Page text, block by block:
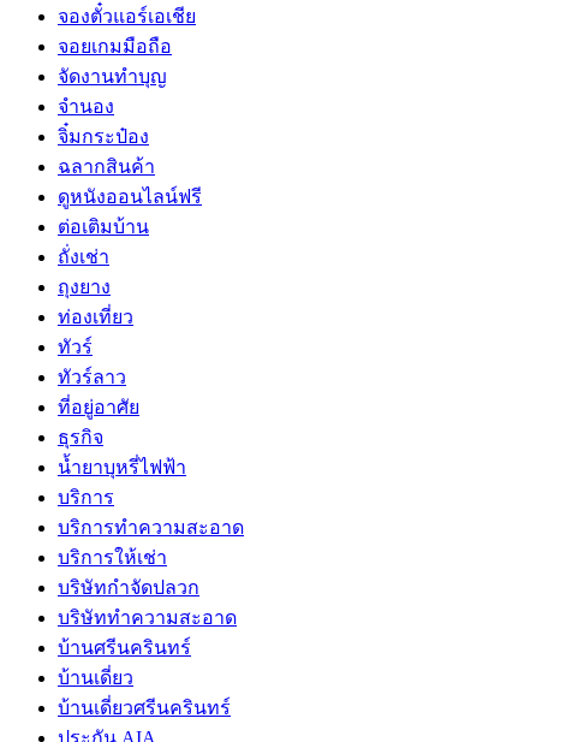
จองตั๋วแอร์เอเชีย
จอยเกมมือถือ
จัดงานทำบุญ
จำนอง
จิ๋มกระป๋อง
ฉลากสินค้า
ดูหนังออนไลน์ฟรี
ต่อเติมบ้าน
ถั่งเช่า
ถุงยาง
ท่องเที่ยว
ทัวร์
ทัวร์ลาว
ที่อยู่อาศัย
ธุรกิจ
น้ำยาบุหรี่ไฟฟ้า
บริการ
บริการทำความสะอาด
บริการให้เช่า
บริษัทกำจัดปลวก
บริษัททำความสะอาด
บ้านศรีนครินทร์
บ้านเดี่ยว
บ้านเดี่ยวศรีนครินทร์
ประกัน AIA